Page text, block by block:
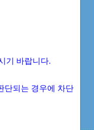
기 바랍니다.
단되는 경우에 차단